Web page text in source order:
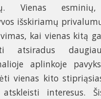
Vienas esminių,
išskiriamų
kai vienas kitą
atsiradus
aplinkoje
vienas kito
atskleisti interesus.